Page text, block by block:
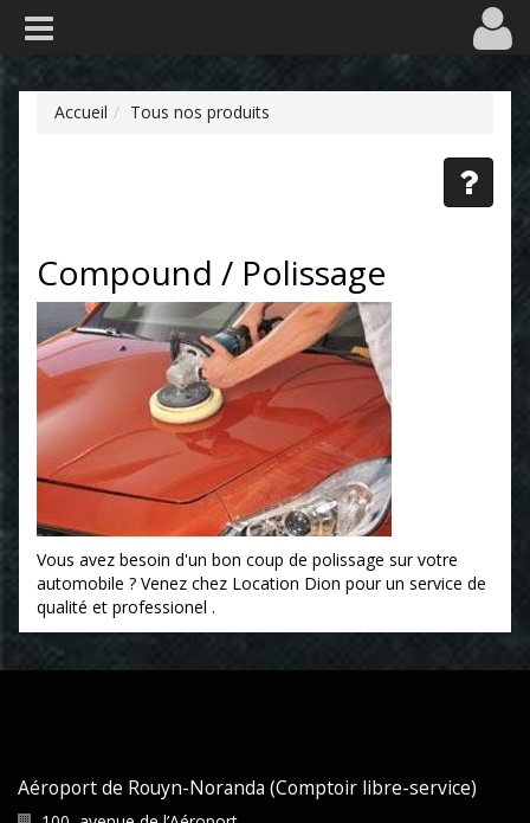
Accueil Tous nos produits
Compound / Polissage
Vous avez besoin d'un bon coup de polissage sur votre
automobile ? Venez chez Location Dion pour un service de
qualité et professionel .
Aéroport de Rouyn-Noranda (Comptoir libre-service)